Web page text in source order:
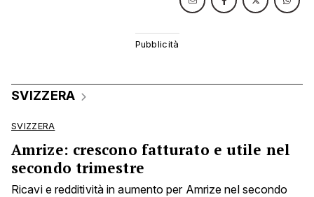
SVIZZERA
SVIZZERA
Amrize: crescono fatturato e utile nel
secondo trimestre
Ricavi e redditività in aumento per Amrize nel secondo